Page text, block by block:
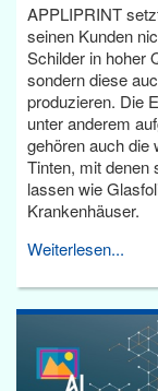
APPLIPRINT
seinen Kunden
Schilder in hoher
sondern diese
produzieren. Die
unter anderem
gehören auch die
Tinten, mit denen
lassen wie
Krankenhäuser.
Weiterlesen...